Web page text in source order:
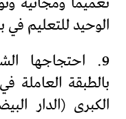
الوحيد للتعليم في
9. احتجاجها
بالطبقة العاملة
الكبرى (الدار